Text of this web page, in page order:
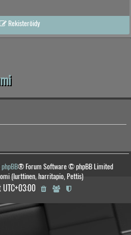
Rekisteröidy
phpBB® Forum Software © phpBB Limited
(lurttinen, harritapio, Pettis)
UTC+03:00